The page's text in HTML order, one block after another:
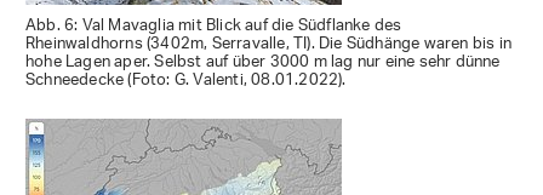
Abb. 6: Val Mavaglia mit Blick auf die Südflanke des
Rheinwaldhorns (3402m, Serravalle, TI). Die Südhänge waren bis in
hohe Lagen aper. Selbst auf über 3000 m lag nur eine sehr dünne
Schneedecke (Foto: G. Valenti, 08.01.2022).